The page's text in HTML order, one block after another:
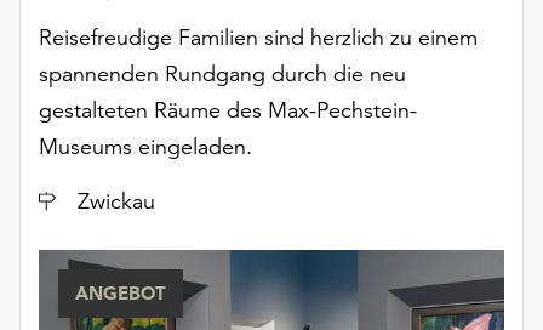
Reisefreudige Familien sind herzlich zu einem
spannenden Rundgang durch die neu
gestalteten Räume des Max-Pechstein-
Museums eingeladen.
Ort
Zwickau
ANGEBOT